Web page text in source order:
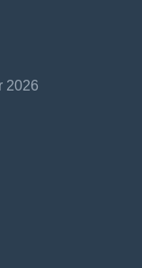
2026